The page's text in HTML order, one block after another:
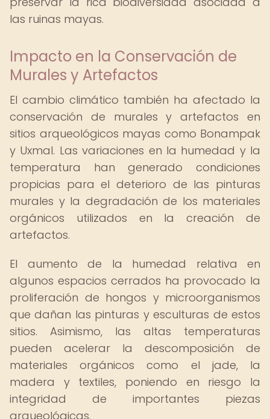
las ruinas mayas.
Impacto en la Conservación de
Murales y Artefactos
El cambio climático también ha afectado la
conservación de murales y artefactos en
sitios arqueológicos mayas como Bonampak
y Uxmal. Las variaciones en la humedad y la
temperatura han generado condiciones
propicias para el deterioro de las pinturas
murales y la degradación de los materiales
orgánicos utilizados en la creación de
artefactos.
El aumento de la humedad relativa en
algunos espacios cerrados ha provocado la
proliferación de hongos y microorganismos
que dañan las pinturas y esculturas de estos
sitios. Asimismo, las altas temperaturas
pueden acelerar la descomposición de
materiales orgánicos como el jade, la
madera y textiles, poniendo en riesgo la
integridad de importantes piezas
arqueológicas.